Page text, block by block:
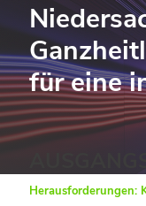
für eine
Herausforderungen: